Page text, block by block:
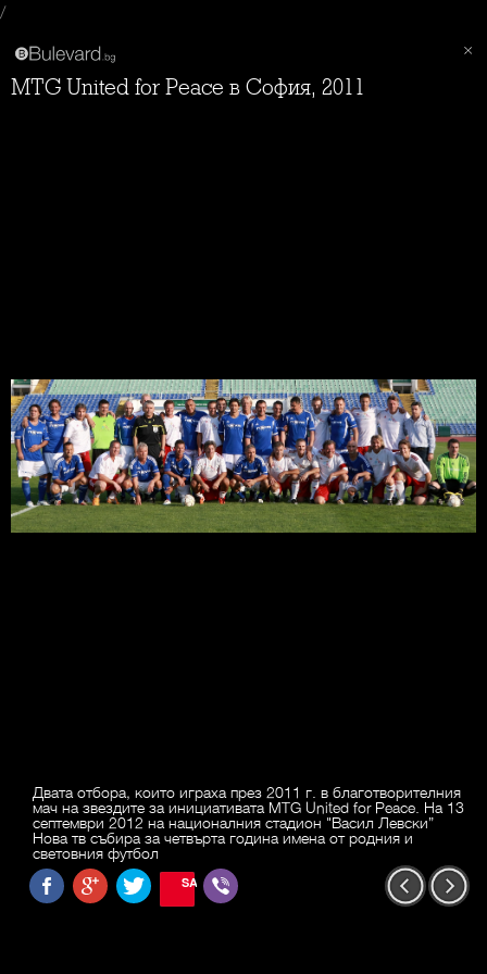
/
MTG United for Peace в София, 2011
Двата отбора, които играха през 2011 г. в благотворителния
мач на звездите за инициативата MTG United for Peace. На 13
септември 2012 на националния стадион "Васил Левски”
Нова тв събира за четвърта година имена от родния и
световния футбол
SAVE